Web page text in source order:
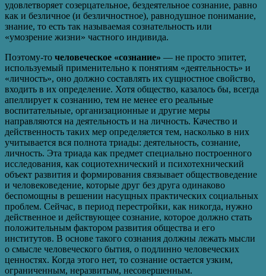
удовлетворяет созерцательное, бездеятельное сознание, равно
как и безличное (и безличностное), равнодушное понимание,
знание, то есть так называемая сознательность или
«умозрение жизни» частного индивида.
Поэтому-то человеческое «сознание» — не просто эпитет,
используемый применительно к понятиям «деятельность» и
«личность», оно должно составлять их сущностное свойство,
входить в их определение. Хотя общество, казалось бы, всегда
апеллирует к сознанию, тем не менее его реальные
воспитательные, организационные и другие меры
направляются на деятельность и на личность. Качество и
действенность таких мер определяется тем, насколько в них
учитывается вся полнота триады: деятельность, сознание,
личность. Эта триада как предмет специально построенного
исследования, как социотехнический и психотехнический
объект развития и формирования связывает обществоведение
и человековедение, которые друг без друга одинаково
беспомощны в решении насущных практических социальных
проблем. Сейчас, в период перестройки, как никогда, нужно
действенное и действующее сознание, которое должно стать
положительным фактором развития общества и его
институтов. В основе такого сознания должны лежать мысли
о смысле человеческого бытия, о подлинно человеческих
ценностях. Когда этого нет, то сознание остается узким,
ограниченным, неразвитым, несовершенным.